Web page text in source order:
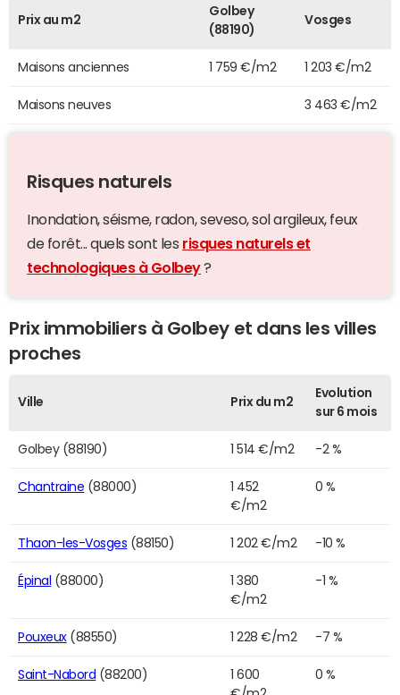
Prix au m2
Golbey
(88190)
Vosges
Maisons anciennes 1 759 €/m2 1 203 €/m2
Maisons neuves 3 463 €/m2
Risques naturels
Inondation, séisme, radon, seveso, sol argileux, feux
de forêt... quels sont les risques naturels et
technologiques à Golbey?
Prix immobiliers à Golbey et dans les villes
proches
Ville Prix du m2
Evolution
sur 6 mois
Golbey (88190) 1 514 €/m2 -2 %
Chantraine (88000)
1 452
€/m2
0 %
Thaon-les-Vosges (88150) 1 202 €/m2 -10 %
Épinal (88000)
1 380
€/m2
-1 %
Pouxeux(88550) 1 228 €/m2 -7 %
Saint-Nabord (88200)
1 600
0 %